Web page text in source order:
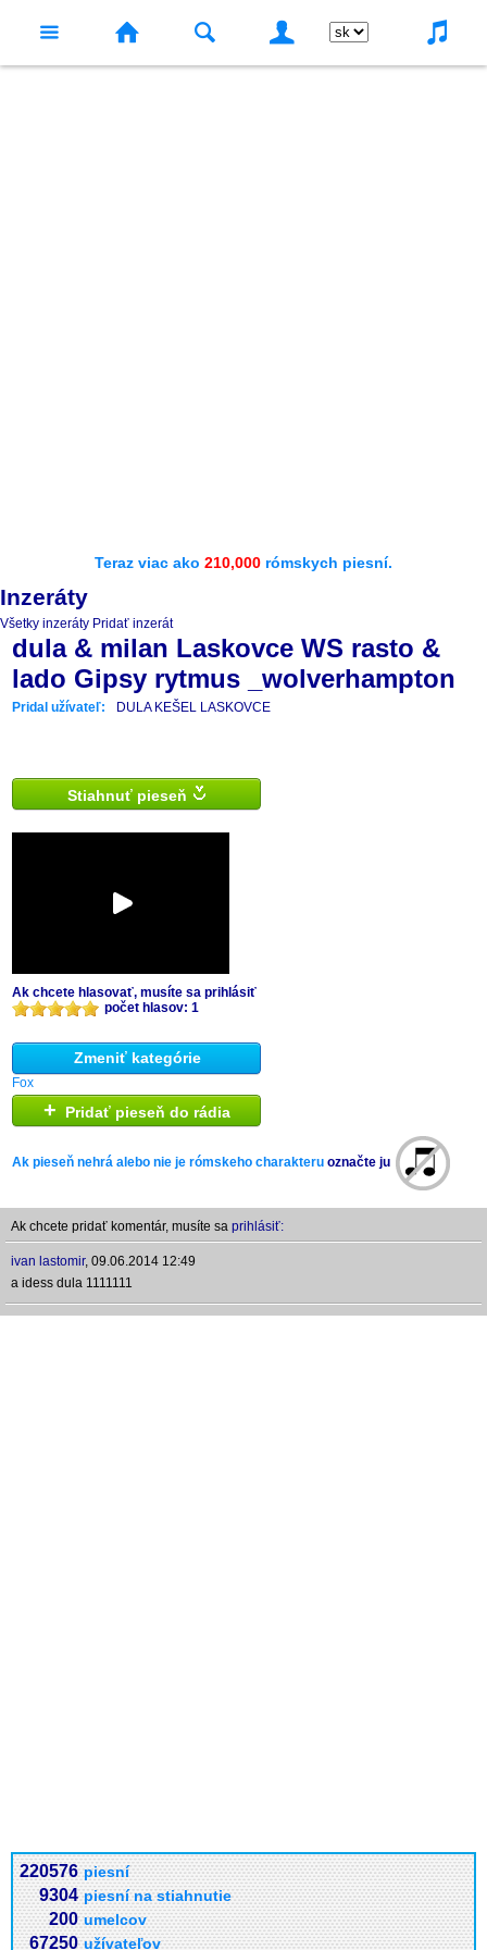
Teraz viac ako 210,000 rómskych piesní.
Inzeráty
Všetky inzeráty Pridať inzerát
dula & milan Laskovce WS rasto &
lado Gipsy rytmus _wolverhampton
Pridal užívateľ: DULA KEŠEL LASKOVCE
Stiahnuť pieseň
Ak chcete hlasovať, musíte sa prihlásiť
počet hlasov: 1
Zmeniť kategórie
Fox
+ Pridať pieseň do rádia
Ak pieseň nehrá alebo nie je rómskeho charakteru označte ju
Ak chcete pridať komentár, musíte sa prihlásiť:
ivan lastomir, 09.06.2014 12:49
a idess dula 1111111
220576 piesní
9304 piesní na stiahnutie
200 umelcov
67250 užívateľov